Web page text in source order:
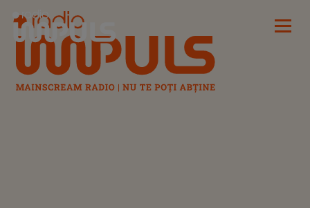
Radio Impuls